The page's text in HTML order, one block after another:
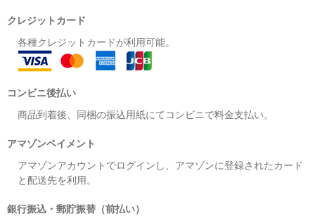
クレジットカード
各種クレジットカードが利用可能。
コンビニ後払い
商品到着後、同梱の振込用紙にてコンビニで料金支払い。
アマゾンペイメント
アマゾンアカウントでログインし、アマゾンに登録されたカード
と配送先を利用。
銀行振込・郵貯振替（前払い）